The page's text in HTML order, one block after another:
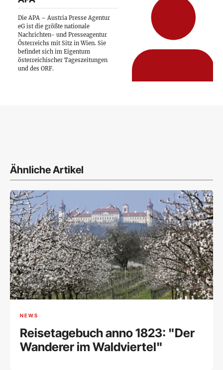
Die APA – Austria Presse Agentur
eG ist die größte nationale
Nachrichten- und Presseagentur
Österreichs mit Sitz in Wien. Sie
befindet sich im Eigentum
österreichischer Tageszeitungen
und des ORF.
Ähnliche Artikel
NEWS
Reisetagebuch anno 1823: "Der
Wanderer im Waldviertel"